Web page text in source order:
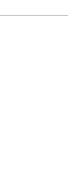
。随便在网上
来。这意味着你
不需要上下滑
、参考文献格